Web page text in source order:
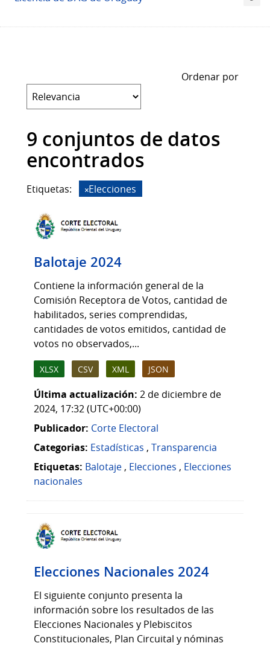
Ordenar por
9 conjuntos de datos
encontrados
Etiquetas: Elecciones
Balotaje 2024
Contiene la información general de la
Comisión Receptora de Votos, cantidad de
habilitados, series comprendidas,
cantidades de votos emitidos, cantidad de
votos no observados,...
XLSX CSV XML JSON
Última actualización: 2 de diciembre de
2024, 17:32 (UTC+00:00)
Publicador: Corte Electoral
Categorias: Estadísticas , Transparencia
Etiquetas: Balotaje , Elecciones , Elecciones
nacionales
Elecciones Nacionales 2024
El siguiente conjunto presenta la
información sobre los resultados de las
Elecciones Nacionales y Plebiscitos
Constitucionales, Plan Circuital y nóminas